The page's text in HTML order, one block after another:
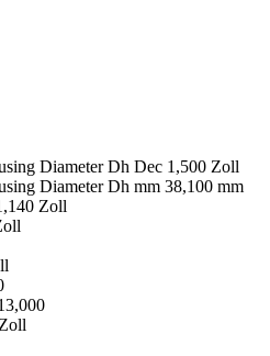
Diameter Dh Dec 1,500 Zoll
Diameter Dh mm 38,100 mm
Zoll